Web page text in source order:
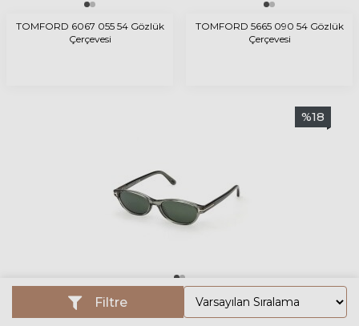
TOMFORD 6067 055 54 Gözlük
Çerçevesi
TOMFORD 5665 090 54 Gözlük
Çerçevesi
%18
TOMFORD 1310 93N 52 Güneş Gözlüğü
Filtre